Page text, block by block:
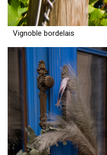
Vignoble bordelais